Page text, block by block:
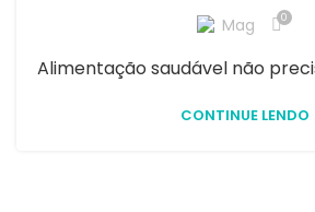
Mag 0
Alimentação saudável não
CONTINUE LENDO